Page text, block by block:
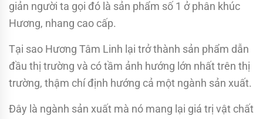
giản người ta gọi đó là sản phẩm số 1 ở phân khúc
Hương, nhang cao cấp.
Tại sao Hương Tâm Linh lại trở thành sản phẩm dẫn
đầu thị trường và có tầm ảnh hướng lớn nhất trên thị
trường, thậm chí định hướng cả một ngành sản xuất.
Đây là ngành sản xuất mà nó mang lại giá trị vật chất